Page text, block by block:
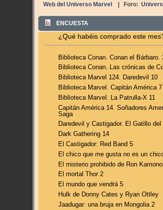
Web del Universo Marvel | Foro:
ENCUESTA
¿Qué habéis comprado este
Biblioteca Conan. Conan el Bárbaro.
Biblioteca Conan. Las crónicas de
Biblioteca Marvel 124. Daredevil 10
Biblioteca Marvel. Capitán América 7
Biblioteca Marvel. La Patrulla-X 11
Capitán América 14. Soñadores
Saga
Daredevil y Castigador. El Gatillo del
Dark Gathering 14
El Castigador: Red Band 5
El chico que me gusta no es un
El misterio prohibido de Ron
El mortal Thor 2
El mundo que vendrá 5
Hulk de Donny Cates y Ryan Ottley
Jaadugar: una bruja en Mongolia 2